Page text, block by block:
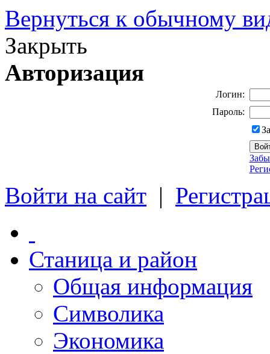
Вернуться к обычному
Закрыть
Авторизация
Логин:
Пароль:
Войти на сайт |
Станица и район
Общая информация
Символика
Экономика